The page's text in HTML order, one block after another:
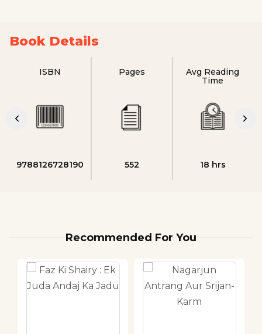
Book Details
ISBN
9788126728190
Pages
552
Avg Reading
Time
18 hrs
Recommended For You